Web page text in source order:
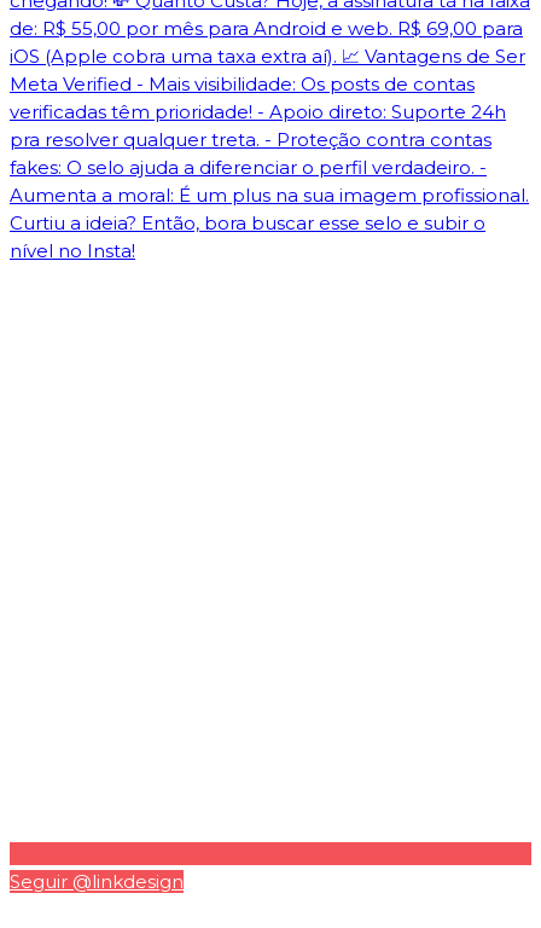
Seguir @linkdesign